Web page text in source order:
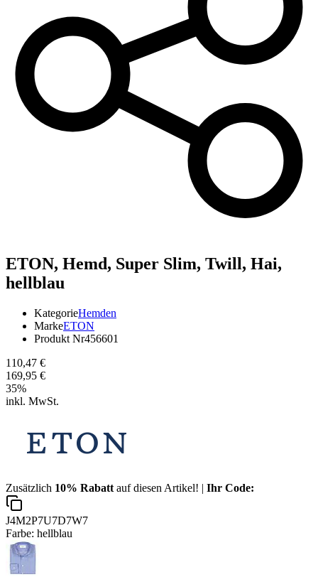
ETON, Hemd, Super Slim, Twill, Hai,
hellblau
KategorieHemden
MarkeETON
Produkt Nr456601
110,47 €
169,95 €
35%
inkl. MwSt.
Zusätzlich 10% Rabatt auf diesen Artikel! | Ihr Code:
J4M2P7U7D7W7
Farbe: hellblau